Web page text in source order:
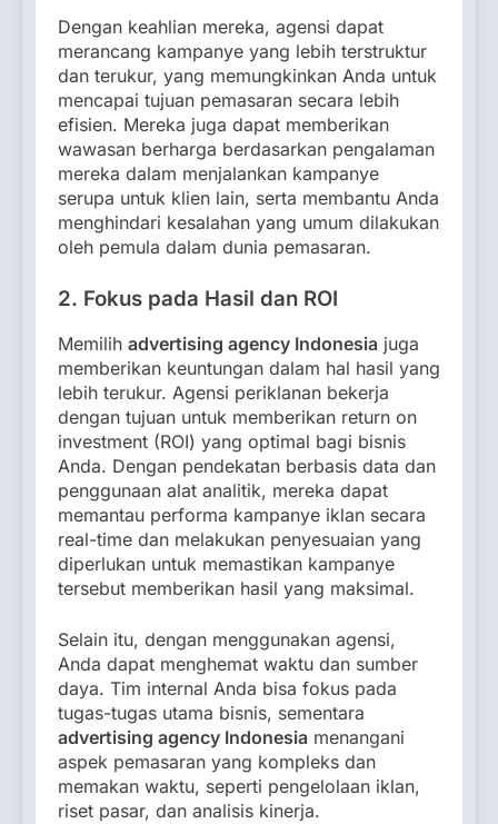
Dengan keahlian mereka, agensi dapat
merancang kampanye yang lebih terstruktur
dan terukur, yang memungkinkan Anda untuk
mencapai tujuan pemasaran secara lebih
efisien. Mereka juga dapat memberikan
wawasan berharga berdasarkan pengalaman
mereka dalam menjalankan kampanye
serupa untuk klien lain, serta membantu Anda
menghindari kesalahan yang umum dilakukan
oleh pemula dalam dunia pemasaran.
2. Fokus pada Hasil dan ROI
Memilih advertising agency Indonesia juga
memberikan keuntungan dalam hal hasil yang
lebih terukur. Agensi periklanan bekerja
dengan tujuan untuk memberikan return on
investment (ROI) yang optimal bagi bisnis
Anda. Dengan pendekatan berbasis data dan
penggunaan alat analitik, mereka dapat
memantau performa kampanye iklan secara
real-time dan melakukan penyesuaian yang
diperlukan untuk memastikan kampanye
tersebut memberikan hasil yang maksimal.
Selain itu, dengan menggunakan agensi,
Anda dapat menghemat waktu dan sumber
daya. Tim internal Anda bisa fokus pada
tugas-tugas utama bisnis, sementara
advertising agency Indonesia menangani
aspek pemasaran yang kompleks dan
memakan waktu, seperti pengelolaan iklan,
riset pasar, dan analisis kinerja.